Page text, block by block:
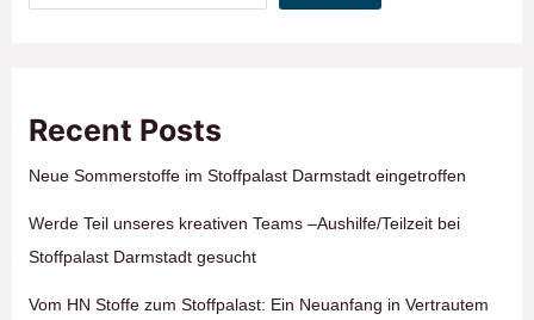
Recent Posts
Neue Sommerstoffe im Stoffpalast Darmstadt eingetroffen
Werde Teil unseres kreativen Teams –Aushilfe/Teilzeit bei
Stoffpalast Darmstadt gesucht
Vom HN Stoffe zum Stoffpalast: Ein Neuanfang in Vertrautem